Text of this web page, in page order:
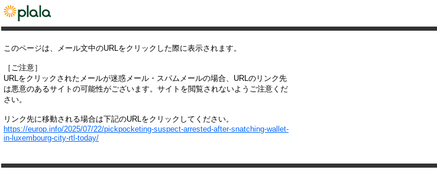
このページは、メール文中のURLをクリックした際に表示されます。
［ご注意］
URLをクリックされたメールが迷惑メール・スパムメールの場合、URLのリンク先
は悪意のあるサイトの可能性がございます。サイトを閲覧されないようご注意くだ
さい。
リンク先に移動される場合は下記のURLをクリックしてください。
https://europ.info/2025/07/22/pickpocketing-suspect-arrested-after-snatching-wallet-
in-luxembourg-city-rtl-today/